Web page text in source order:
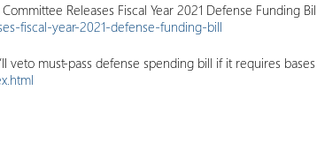
Releases Fiscal Year 2021 Defense Funding
fiscal-year-2021-defense-funding-bill
veto must-pass defense spending bill if it requires